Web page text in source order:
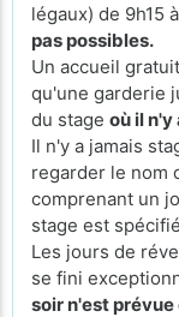
légaux) de 9h15
pas possibles.
Un accueil
qu'une garderie
du stage où il n'y
Il n'y a jamais
regarder le nom
comprenant un
stage est
Les jours de
se fini
soir n'est